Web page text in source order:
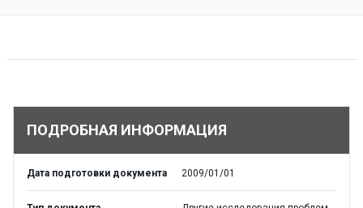
ПОДРОБНАЯ ИНФОРМАЦИЯ
Дата подготовки документа 2009/01/01